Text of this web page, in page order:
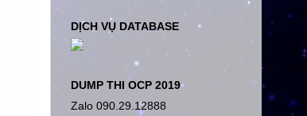
DỊCH VỤ DATABASE
DUMP THI OCP 2019
Zalo 090.29.12888